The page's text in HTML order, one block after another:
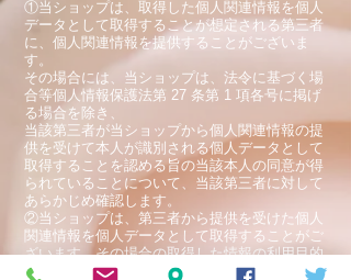
①当ショップは、取得した個人関連情報を個人
データとして取得することが想定される第三者
に、個人関連情報を提供することがございま
す。
その場合には、当ショップは、法令に基づく場
合等個人情報保護法第 27 条第 1 項各号に掲げ
る場合を除き、
当該第三者が当ショップから個人関連情報の提
供を受けて本人が識別される個人データとして
取得することを認める旨の当該本人の同意が得
られていることについて、当該第三者に対して
あらかじめ確認します。
②当ショップは、第三者から提供を受けた個人
関連情報を個人データとして取得することがご
ざいます。その場合の取得した情報の利用目的
は、「3.利用目的」記載の目的に準じます。